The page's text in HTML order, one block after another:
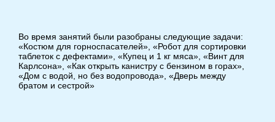
Во время занятий были разобраны следующие задачи:
«Костюм для горноспасателей», «Робот для сортировки
таблеток с дефектами», «Купец и 1 кг мяса», «Винт для
Карлсона», «Как открыть канистру с бензином в горах»,
«Дом с водой, но без водопровода», «Дверь между
братом и сестрой»